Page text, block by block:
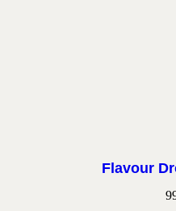
Flavour